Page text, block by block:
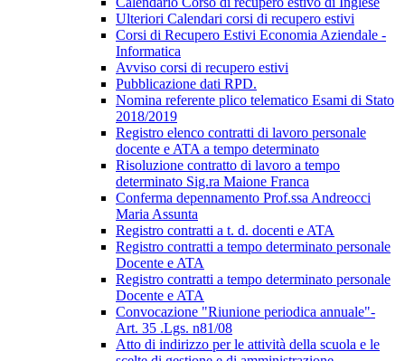
Ulteriori Calendari corsi di recupero estivi
Corsi di Recupero Estivi Economia Aziendale -
Informatica
Avviso corsi di recupero estivi
Pubblicazione dati RPD.
Nomina referente plico telematico Esami di Stato
2018/2019
Registro elenco contratti di lavoro personale
docente e ATA a tempo determinato
Risoluzione contratto di lavoro a tempo
determinato Sig.ra Maione Franca
Conferma depennamento Prof.ssa Andreocci
Maria Assunta
Registro contratti a t. d. docenti e ATA
Registro contratti a tempo determinato personale
Docente e ATA
Registro contratti a tempo determinato personale
Docente e ATA
Convocazione "Riunione periodica annuale"-
Art. 35 .Lgs. n81/08
Atto di indirizzo per le attività della scuola e le